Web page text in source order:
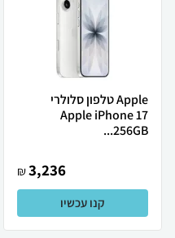
Apple טלפון סלולרי
Apple iPhone 17
256GB...
3,236
₪
קנו עכשיו